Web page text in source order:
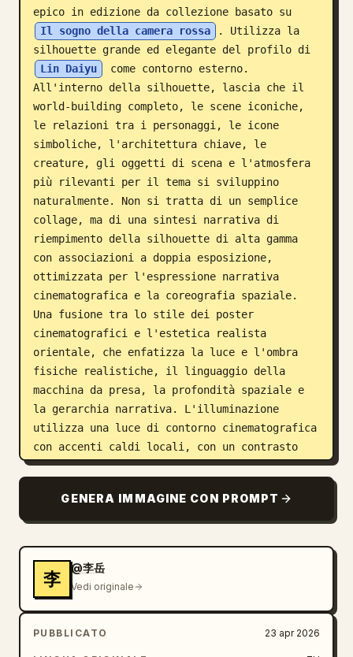
Aggiornamenti
epico in edizione da collezione basato su
Il sogno della camera rossa
. Utilizza la
silhouette grande ed elegante del profilo di
Lin Daiyu
come contorno esterno.
All'interno della silhouette, lascia che il
world-building completo, le scene iconiche,
le relazioni tra i personaggi, le icone
simboliche, l'architettura chiave, le
creature, gli oggetti di scena e l'atmosfera
più rilevanti per il tema si sviluppino
naturalmente. Non si tratta di un semplice
collage, ma di una sintesi narrativa di
riempimento della silhouette di alta gamma
con associazioni a doppia esposizione,
ottimizzata per l'espressione narrativa
cinematografica e la coreografia spaziale.
Una fusione tra lo stile dei poster
cinematografici e l'estetica realista
orientale, che enfatizza la luce e l'ombra
fisiche realistiche, il linguaggio della
macchina da presa, la profondità spaziale e
la gerarchia narrativa. L'illuminazione
utilizza una luce di contorno cinematografica
con accenti caldi locali, con un contrasto
freddo-caldo sobrio e realistico, aggiungendo
migliorare il senso dello spazio. Le texture
devono essere realistiche (architettura,
puramente pittorici, mantenendo una morbida
prospettiva atmosferica ma ottimizzata per la
profondità di campo cinematografica e il
controllo della messa a fuoco. Grana della
pellicola fine, con pennellate sui bordi
GENERA IMMAGINE CON PROMPT
李
@李岳
Vedi originale
PUBBLICATO 23 apr 2026